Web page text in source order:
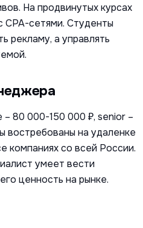
На продвинутых курсах
CPA-сетями. Студенты
рекламу, а управлять
– 80 000-150 000 ₽, senior –
востребованы на удаленке
компаниях со всей России.
умеет вести
ценность на рынке.